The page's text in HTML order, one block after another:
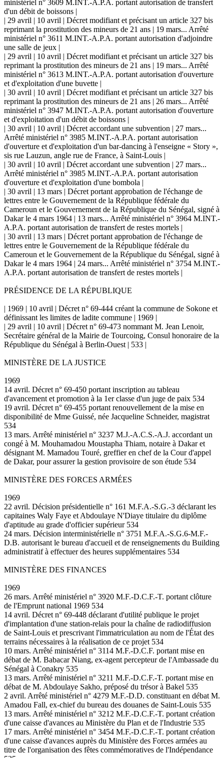
ministériel n° 3609 M.INT.-A.P.A. portant autorisation de transfert
d'un débit de boissons |
| 29 avril | 10 avril | Décret modifiant et précisant un article 327 bis
reprimant la prostitution des mineurs de 21 ans | 19 mars... Arrêté
ministériel n° 3611 M.INT.-A.P.A. portant autorisation d'adjoindre
une salle de jeux |
| 29 avril | 10 avril | Décret modifiant et précisant un article 327 bis
reprimant la prostitution des mineurs de 21 ans | 19 mars... Arrêté
ministériel n° 3613 M.INT.-A.P.A. portant autorisation d'ouverture
et d'exploitation d'une buvette |
| 30 avril | 10 avril | Décret modifiant et précisant un article 327 bis
reprimant la prostitution des mineurs de 21 ans | 26 mars... Arrêté
ministériel n° 3947 M.INT.-A.P.A. portant autorisation d'ouverture
et d'exploitation d'un débit de boissons |
| 30 avril | 10 avril | Décret accordant une subvention | 27 mars...
Arrêté ministériel n° 3985 M.INT.-A.P.A. portant autorisation
d'ouverture et d'exploitation d'un bar-dancing à l'enseigne « Story »,
sis rue Lauzun, angle rue de France, à Saint-Louis |
| 30 avril | 10 avril | Décret accordant une subvention | 27 mars...
Arrêté ministériel n° 3985 M.INT.-A.P.A. portant autorisation
d'ouverture et d'exploitation d'une bombola |
| 30 avril | 13 mars | Décret portant approbation de l'échange de
lettres entre le Gouvernement de la République fédérale du
Cameroun et le Gouvernement de la République du Sénégal, signé à
Dakar le 4 mars 1964 | 13 mars... Arrêté ministériel n° 3964 M.INT.-
A.P.A. portant autorisation de transfert de restes mortels |
| 30 avril | 13 mars | Décret portant approbation de l'échange de
lettres entre le Gouvernement de la République fédérale du
Cameroun et le Gouvernement de la République du Sénégal, signé à
Dakar le 4 mars 1964 | 24 mars... Arrêté ministériel n° 3754 M.INT.-
A.P.A. portant autorisation de transfert de restes mortels |
PRÉSIDENCE DE LA RÉPUBLIQUE
| 1969 | 10 avril | Décret n° 69-444 créant la commune de Sokone et
définissant les limites de ladite commune | 1969 |
| 29 avril | 10 avril | Décret n° 69-473 nommant M. Jean Lenoir,
Secrétaire général de la Mairie de Tourcoing, Consul honoraire de la
République du Sénégal à Berlin-Ouest | 533 |
MINISTÈRE DE LA JUSTICE
1969
14 avril. Décret n° 69-450 portant inscription au tableau
d'avancement et promotion à la 1er classe d'un juge de paix 534
19 avril. Décret n° 69-455 portant renouvellement de la mise en
disponibilité de Mme Guissé, née Jacqueline Schneider, magistrat
534
13 mars. Arrêté ministériel n° 3237 M.J.-A.C.S.-A.J. accordant un
congé à M. Mouhamadou Moustapha Thiam, notaire à Dakar et
désignant M. Mamadou Touré, greffier en chef de la Cour d'appel
de Dakar, pour assurer la gestion provisoire de son étude 534
MINISTÈRE DES FORCES ARMÉES
1969
22 avril. Décision présidentielle n° 161 M.F.A.-S.G.-3 déclarant les
capitaines Waly Faye et Abdoulaye N'Diaye titulaire du diplôme
d'aptitude au grade d'officier supérieur 534
24 mars. Décision interministérielle n° 3751 M.F.A.-S.G.6-M.F.-
D.B. autorisant le bureau d'accueil et de renseignements du Building
administratif à effectuer des heures supplémentaires 534
MINISTÈRE DES FINANCES
1969
26 mars. Arrêté ministériel n° 3920 M.F.-D.C.F.-T. portant clôture
de l'Emprunt national 1969 534
14 avril. Décret n° 69-448 déclarant d'utilité publique le projet
d'implantation d'une station-relais pour la chaîne de radiodiffusion
de Saint-Louis et prescrivant l'immatriculation au nom de l'État des
terrains nécessaires à la réalisation de ce projet 534
10 mars. Arrêté ministériel n° 3114 M.F.-D.C.F. portant mise en
débat de M. Babacar Niang, ex-agent percepteur de l'Ambassade du
Sénégal à Conakry 535
13 mars. Arrêté ministériel n° 3211 M.F.-D.C.F.-T. portant mise en
débat de M. Abdoulaye Sakho, préposé du trésor à Bakel 535
2 avril. Arrêté ministériel n° 4279 M.F.-D.D. constituant en débat M.
Amadou Fall, ex-chief du bureau des douanes de Saint-Louis 535
13 mars. Arrêté ministériel n° 3212 M.F.-D.C.F.-T. portant création
d'une caisse d'avances au Ministère du Plan et de l'Industrie 535
17 mars. Arrêté ministériel n° 3454 M.F.-D.C.F.-T. portant création
d'une caisse d'avances auprès du Ministère des Forces armées au
titre de l'organisation des fêtes commémoratives de l'Indépendance